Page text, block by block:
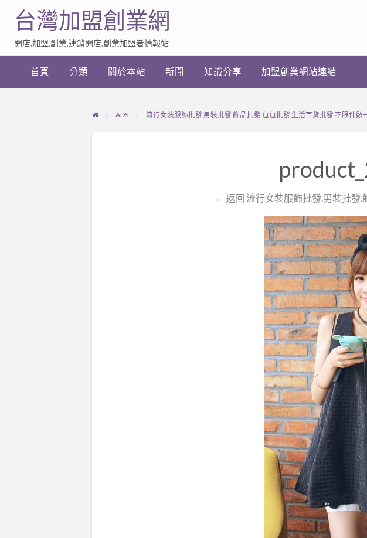
加
業
台灣加盟創業網
開店,加盟,創業,連鎖開店,創業加盟者情報站
首頁 分類 關於本站 新聞 知識分享 加盟創業網站連結
ADS 流行女裝服飾批發.男裝批發.飾品批發.包包批發.生活百貨批發.不限件數
← 返回 流行女裝服飾批發.男裝批發